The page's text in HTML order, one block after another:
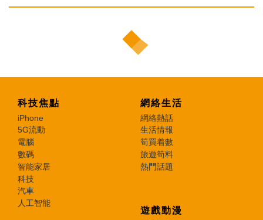
科技焦點
iPhone
5G流動
電腦
數碼
智能家居
科技
汽車
人工智能
網絡生活
網絡熱話
生活情報
筍買着數
旅遊筍料
熱門話題
遊戲動漫